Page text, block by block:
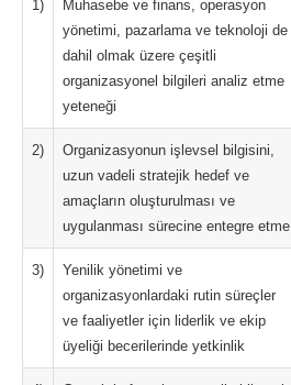
1)
Muhasebe ve finans, operasyon
yönetimi, pazarlama ve teknoloji de
dahil olmak üzere çeşitli
organizasyonel bilgileri analiz etme
yeteneği
2)
Organizasyonun işlevsel bilgisini,
uzun vadeli stratejik hedef ve
amaçların oluşturulması ve
uygulanması sürecine entegre etme
3)
Yenilik yönetimi ve
organizasyonlardaki rutin süreçler
ve faaliyetler için liderlik ve ekip
üyeliği becerilerinde yetkinlik